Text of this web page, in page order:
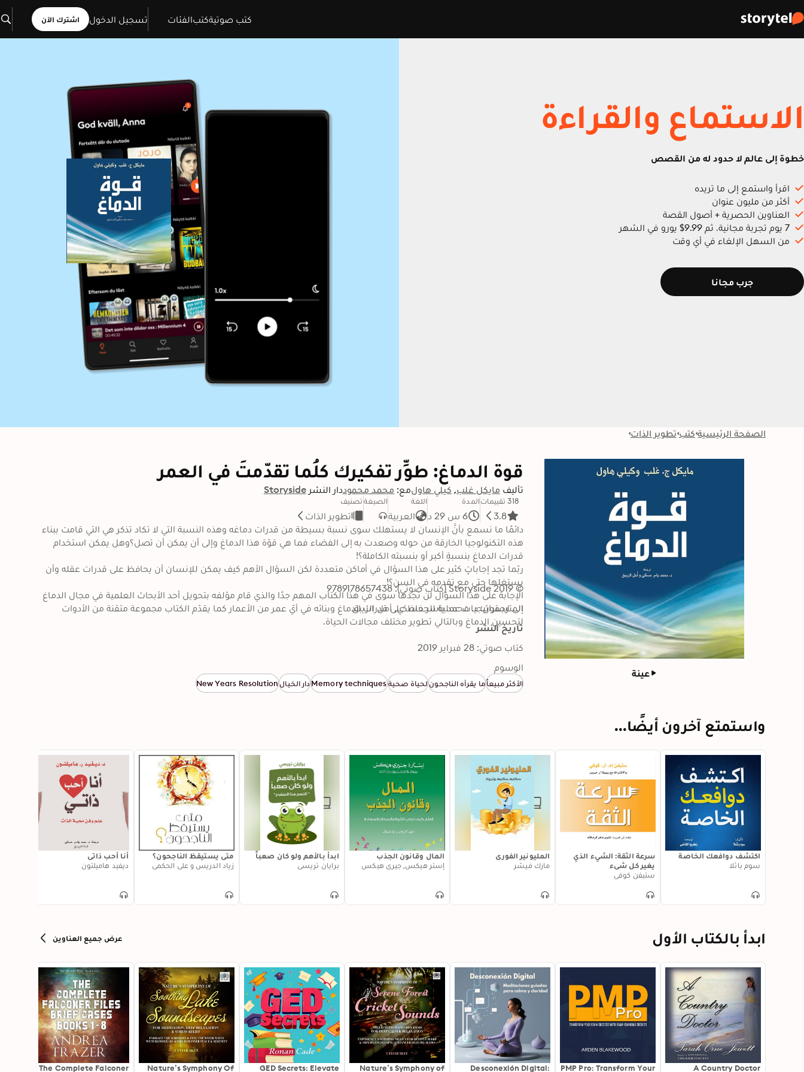
كتب صوتيةكتبالفئات تسجيل الدخول اشترك الآن
الاستماع والقراءة
خطوة إلى عالم لا حدود له من القصص
اقرأ واستمع إلى ما تريده
أكثر من مليون عنوان
العناوين الحصرية + أصول القصة
7 يوم تجربة مجانية، ثم 9.99$ يورو في الشهر
من السهل الإلغاء في أي وقت
جرب مجانا
الصفحة الرئيسية كتب تطوير الذات
عينة
قوة الدماغ: طوِّر تفكيرك كلُما تقدّمتَ في العمر
تأليف مايكل غلب كيلي هاولمع: محمد محموددار النشر Storyside
318 تقييمات
3.8
المدة
6 س 29 د
اللغة
العربية
الصيغةتصنيف
تطوير الذات
لتحسين الدماغ وبالتالي تطوير مختلف مجالات الحياة.
© 2019 Storyside (كتاب صوتي): 9789178657438
المترجمون: د. محمد ياسر حسكي, أمل الزيبق
تاريخ النشر
كتاب صوتي: 28 فبراير 2019
الوسوم
الأكثر مبيعاًما يقرأه الناجحونلحياة صحيةMemory techniquesدار الخيالNew Years Resolution
واستمتع آخرون أيضًا...
اكتشف دوافعك الخاصة
سوم باثلا
سرعة الثقة: الشيء الذي
يغير كل شيء
ستيفن كوفي
المليونير الفوري
مارك فيشر
المال وقانون الجذب
إستر هيكس, جيري هيكس
ابدأ بالأهم ولو كان صعباً
برايان تريسي
متى يستيقظ الناجحون؟
زياد الدريس و علي الحكمي
أنا أحب ذاتي
ديفيد هاميلتون
ابدأ بالكتاب الأول عرض جميع العناوين
A Country Doctor
PMP Pro: Transform Your
Desconexión Digital:
Nature’s Symphony of
GED Secrets: Elevate
Nature’s Symphony Of
The Complete Falconer